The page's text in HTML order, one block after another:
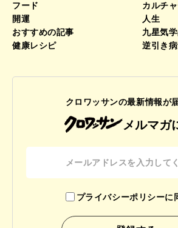
フード
カルチ
開運
人生
おすすめの記事
九星気
健康レシピ
逆引き
クロワッサンの最新情報が
メルマガ
プライバシーポリシーに